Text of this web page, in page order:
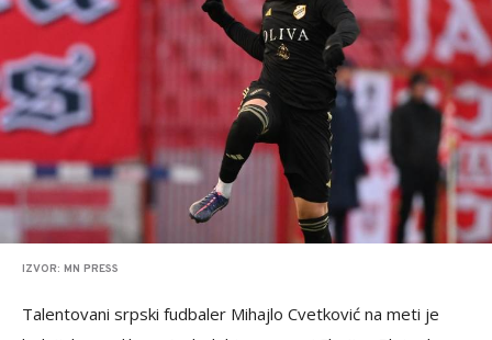
IZVOR: MN PRESS
Talentovani srpski fudbaler Mihajlo Cvetković na meti je